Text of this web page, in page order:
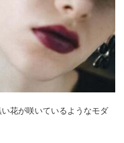
花が咲いているようなモダ